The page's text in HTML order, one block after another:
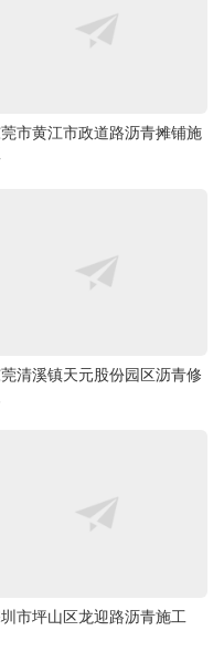
市黄江市政道路沥青摊铺施
清溪镇天元股份园区沥青修
市坪山区龙迎路沥青施工